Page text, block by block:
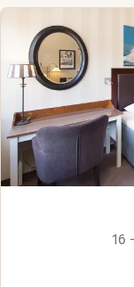
16